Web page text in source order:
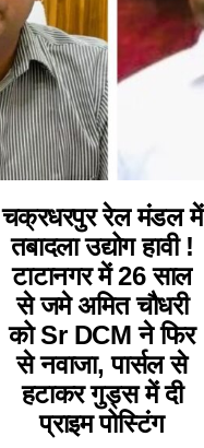
चक्रधरपुर रेल मंडल में
तबादला उद्योग हावी !
टाटानगर में 26 साल
से जमे अमित चौधरी
को Sr DCM ने फिर
से नवाजा, पार्सल से
हटाकर गुड्स में दी
प्राइम पोस्टिंग